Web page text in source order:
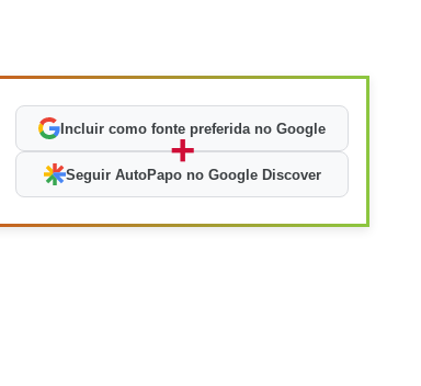
Incluir como fonte preferida no Google
+
Seguir AutoPapo no Google Discover